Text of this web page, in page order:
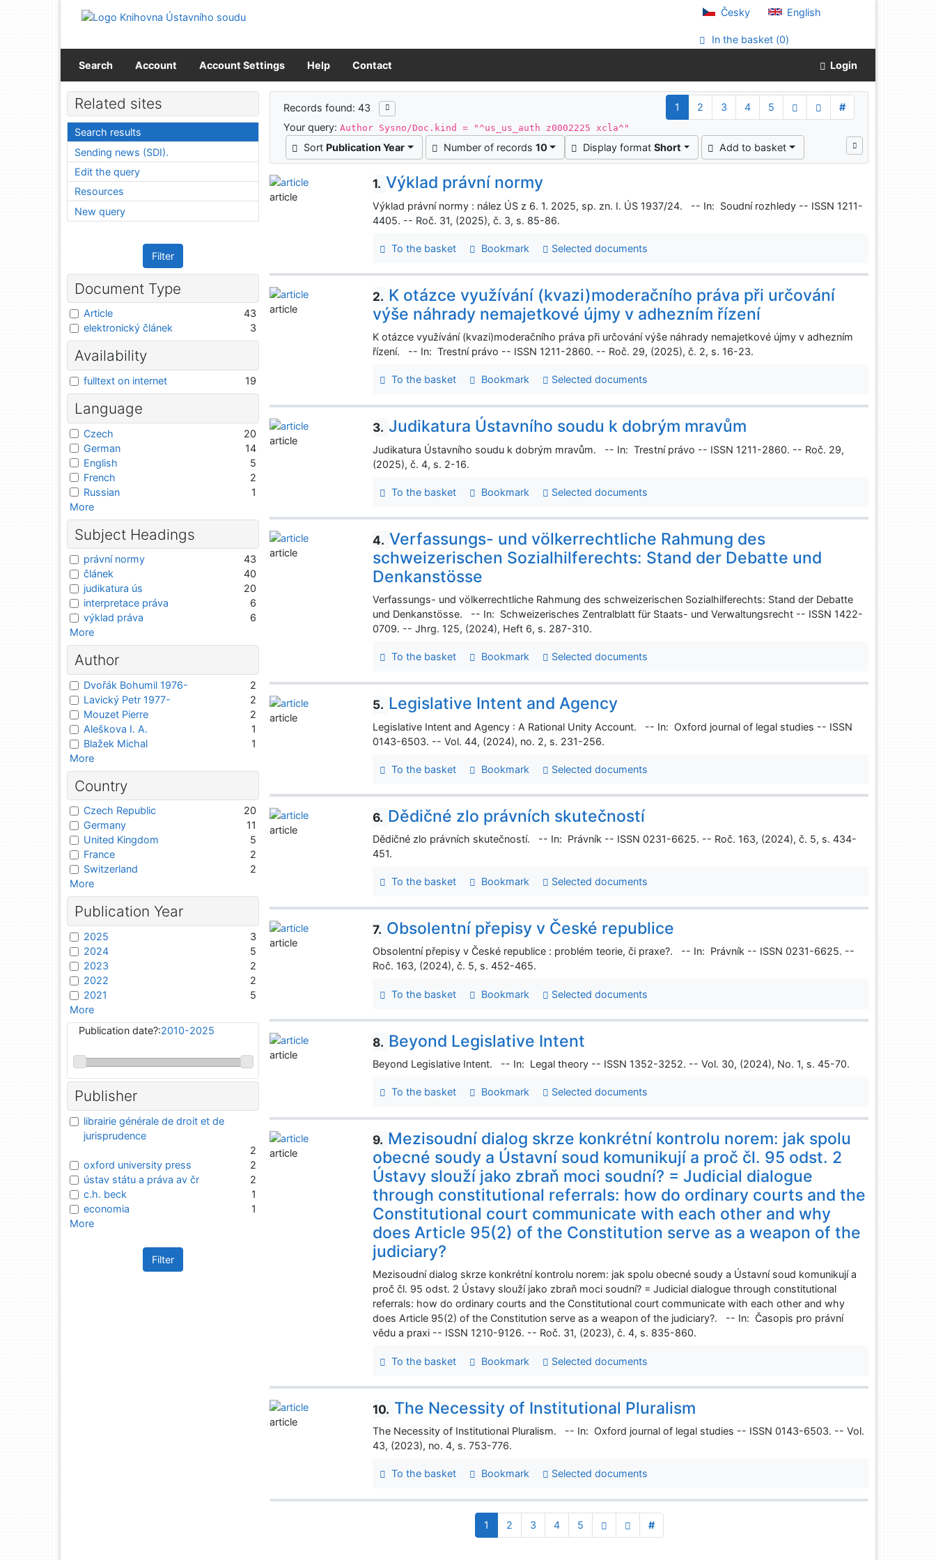
Go to menu
Česky English
In the basket (0)
Search Account Account Settings Help Contact Login
Search results
Records found: 43 1 2 3 4 5
#
Your query:Author Sysno/Doc.kind = "^us_us_auth z0002225 xcla^"
Sort Publication Year Number of records 10 Display format Short Add to basket
1. Výklad právní normy
Výklad právní normy : nález ÚS z 6. 1. 2025, sp. zn. I. ÚS 1937/24. -- In: Soudní rozhledy -- ISSN 1211-
4405. -- Roč. 31, (2025), č. 3, s. 85-86.
To the basket Bookmark Selected documents
article
2. K otázce využívání (kvazi)moderačního práva při určování
výše náhrady nemajetkové újmy v adhezním řízení
K otázce využívání (kvazi)moderačního práva při určování výše náhrady nemajetkové újmy v adhezním
řízení. -- In: Trestní právo -- ISSN 1211-2860. -- Roč. 29, (2025), č. 2, s. 16-23.
To the basket Bookmark Selected documents
article
3. Judikatura Ústavního soudu k dobrým mravům
Judikatura Ústavního soudu k dobrým mravům. -- In: Trestní právo -- ISSN 1211-2860. -- Roč. 29,
(2025), č. 4, s. 2-16.
To the basket Bookmark Selected documents
article
4. Verfassungs- und völkerrechtliche Rahmung des
schweizerischen Sozialhilferechts: Stand der Debatte und
Denkanstösse
Verfassungs- und völkerrechtliche Rahmung des schweizerischen Sozialhilferechts: Stand der Debatte
und Denkanstösse. -- In: Schweizerisches Zentralblatt für Staats- und Verwaltungsrecht -- ISSN 1422-
0709. -- Jhrg. 125, (2024), Heft 6, s. 287-310.
To the basket Bookmark Selected documents
article
5. Legislative Intent and Agency
Legislative Intent and Agency : A Rational Unity Account. -- In: Oxford journal of legal studies -- ISSN
0143-6503. -- Vol. 44, (2024), no. 2, s. 231-256.
To the basket Bookmark Selected documents
article
6. Dědičné zlo právních skutečností
Dědičné zlo právních skutečností. -- In: Právník -- ISSN 0231-6625. -- Roč. 163, (2024), č. 5, s. 434-
451.
To the basket Bookmark Selected documents
article
7. Obsolentní přepisy v České republice
Obsolentní přepisy v České republice : problém teorie, či praxe?. -- In: Právník -- ISSN 0231-6625. --
Roč. 163, (2024), č. 5, s. 452-465.
To the basket Bookmark Selected documents
article
8. Beyond Legislative Intent
Beyond Legislative Intent. -- In: Legal theory -- ISSN 1352-3252. -- Vol. 30, (2024), No. 1, s. 45-70.
To the basket Bookmark Selected documents
article
9. Mezisoudní dialog skrze konkrétní kontrolu norem: jak spolu
obecné soudy a Ústavní soud komunikují a proč čl. 95 odst. 2
Ústavy slouží jako zbraň moci soudní? = Judicial dialogue
through constitutional referrals: how do ordinary courts and the
Constitutional court communicate with each other and why
does Article 95(2) of the Constitution serve as a weapon of the
judiciary?
Mezisoudní dialog skrze konkrétní kontrolu norem: jak spolu obecné soudy a Ústavní soud komunikují a
proč čl. 95 odst. 2 Ústavy slouží jako zbraň moci soudní? = Judicial dialogue through constitutional
referrals: how do ordinary courts and the Constitutional court communicate with each other and why
does Article 95(2) of the Constitution serve as a weapon of the judiciary?. -- In: Časopis pro právní
vědu a praxi -- ISSN 1210-9126. -- Roč. 31, (2023), č. 4, s. 835-860.
To the basket Bookmark Selected documents
article
10. The Necessity of Institutional Pluralism
The Necessity of Institutional Pluralism. -- In: Oxford journal of legal studies -- ISSN 0143-6503. -- Vol.
43, (2023), no. 4, s. 753-776.
To the basket Bookmark Selected documents
article
1 2 3 4 5 #
Related sites
Search results
Sending news (SDI).
Edit the query
Resources
New query
Filter
Document Type
Article
43
elektronický článek
3
Availability
fulltext on internet 19
Language
Czech
20
German
14
English
5
French
2
Russian
1
More
Subject Headings
právní normy
43
článek
40
judikatura ús
20
interpretace práva
6
výklad práva
6
More
Author
Dvořák Bohumil 1976-
2
Lavický Petr 1977-
2
Mouzet Pierre
2
Aleškova I. A.
1
Blažek Michal
1
More
Country
Czech Republic
20
Germany
11
United Kingdom
5
France
2
Switzerland
2
More
Publication Year
2025
3
2024
5
2023
2
2022
2
2021
5
More
Publication date?:2010-2025
Publisher
librairie générale de droit et de
jurisprudence
2
oxford university press
2
ústav státu a práva av čr
2
c.h. beck
1
economia
1
More
Filter